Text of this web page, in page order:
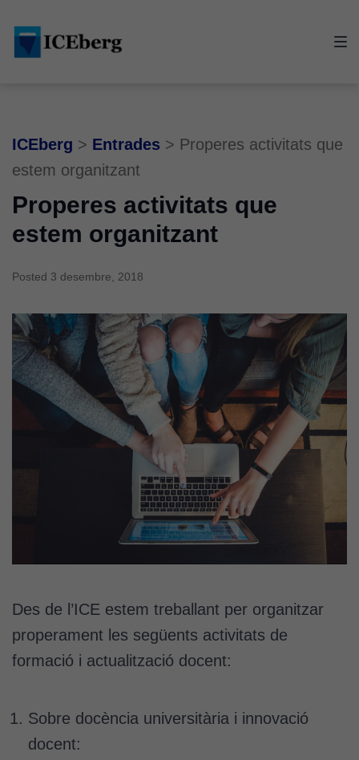
main
content
footer
ICEberg > Entrades > Properes activitats que
estem organitzant
Properes activitats que
estem organitzant
Posted 3 desembre, 2018
Des de l’ICE estem treballant per organitzar
properament les següents activitats de
formació i actualització docent:
Sobre docència universitària i innovació
docent: